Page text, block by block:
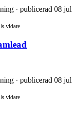
· publicerad 08 jul
vidare
· publicerad 08 jul
vidare